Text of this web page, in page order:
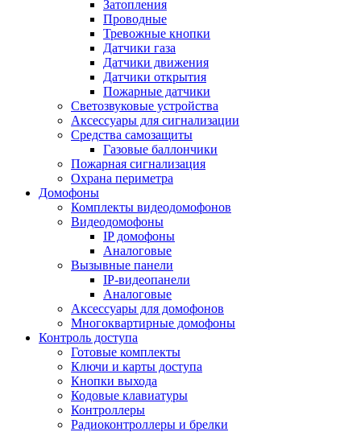
Затопления
Проводные
Тревожные кнопки
Датчики газа
Датчики движения
Датчики открытия
Пожарные датчики
Светозвуковые устройства
Аксессуары для сигнализации
Средства самозащиты
Газовые баллончики
Пожарная сигнализация
Охрана периметра
Домофоны
Комплекты видеодомофонов
Видеодомофоны
IP домофоны
Аналоговые
Вызывные панели
IP-видеопанели
Аналоговые
Аксессуары для домофонов
Многоквартирные домофоны
Контроль доступа
Готовые комплекты
Ключи и карты доступа
Кнопки выхода
Кодовые клавиатуры
Контроллеры
Радиоконтроллеры и брелки